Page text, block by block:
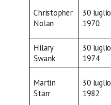
Christopher
Nolan
30 luglio
1970
Hilary
Swank
30 luglio
1974
Martin
Starr
30 luglio
1982